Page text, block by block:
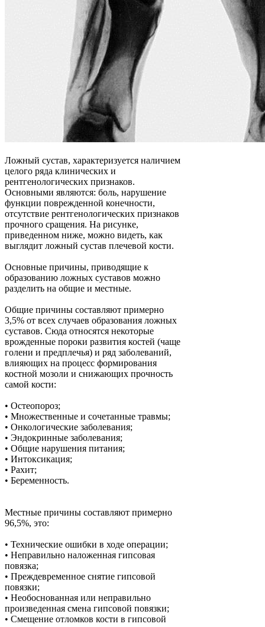
Ложный сустав, характеризуется наличием
целого ряда клинических и
рентгенологических признаков.
Основными являются: боль, нарушение
функции поврежденной конечности,
отсутствие рентгенологических признаков
прочного сращения. На рисунке,
приведенном ниже, можно видеть, как
выглядит ложный сустав плечевой кости.
Основные причины, приводящие к
образованию ложных суставов можно
разделить на общие и местные.
Общие причины составляют примерно
3,5% от всех случаев образования ложных
суставов. Сюда относятся некоторые
врожденные пороки развития костей (чаще
голени и предплечья) и ряд заболеваний,
влияющих на процесс формирования
костной мозоли и снижающих прочность
самой кости:
• Остеопороз;
• Множественные и сочетанные травмы;
• Онкологические заболевания;
• Эндокринные заболевания;
• Общие нарушения питания;
• Интоксикация;
• Рахит;
• Беременность.
Местные причины составляют примерно
96,5%, это:
• Технические ошибки в ходе операции;
• Неправильно наложенная гипсовая
повязка;
• Преждевременное снятие гипсовой
повязки;
• Необоснованная или неправильно
произведенная смена гипсовой повязки;
• Смещение отломков кости в гипсовой